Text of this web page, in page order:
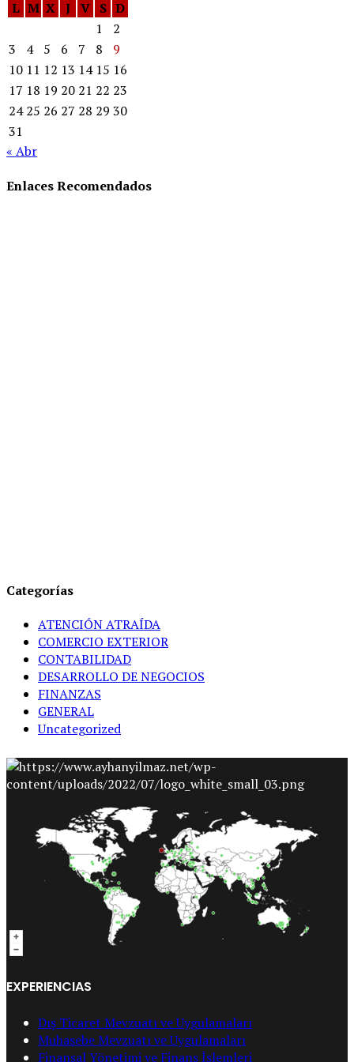
L M X J V S D
1
2
3
4 5 6 7 8
9
10 11 12 13 14 15 16
17 18 19 20 21 22 23
24 25 26 27 28 29 30
31
« Abr
Enlaces Recomendados
Categorías
ATENCIÓN ATRAÍDA
COMERCIO EXTERIOR
CONTABILIDAD
DESARROLLO DE NEGOCIOS
FINANZAS
GENERAL
Uncategorized
EXPERIENCIAS
Dış Ticaret Mevzuatı ve Uygulamaları
Muhasebe Mevzuatı ve Uygulamaları
Finansal Yönetimi ve Finans İşlemleri